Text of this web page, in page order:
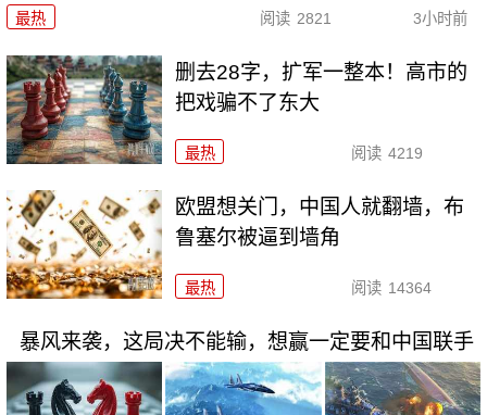
最热 阅读 2821 3小时前
删去28字，扩军一整本！高市的
把戏骗不了东大
最热 阅读 4219
欧盟想关门，中国人就翻墙，布
鲁塞尔被逼到墙角
最热 阅读 14364
暴风来袭，这局决不能输，想赢一定要和中国联手